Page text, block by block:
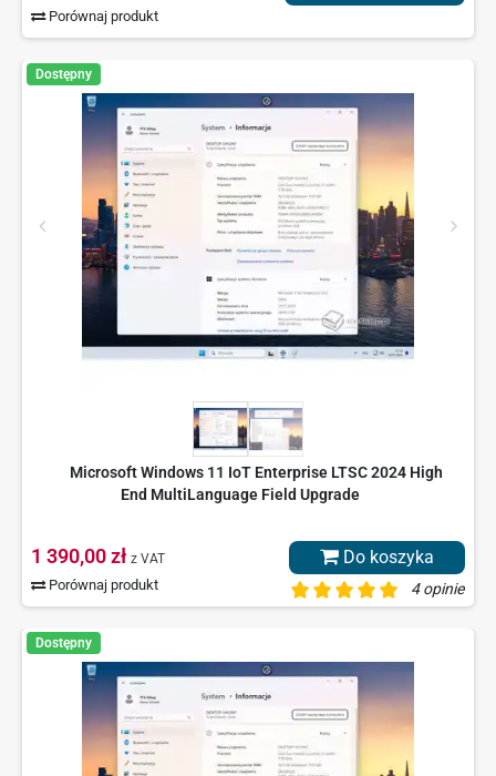
Porównaj produkt
Dostępny
4 opinie
Microsoft Windows 11 IoT Enterprise LTSC 2024 High
End MultiLanguage Field Upgrade
1 390,00 zł z VAT
Porównaj produkt
Do koszyka
Dostępny